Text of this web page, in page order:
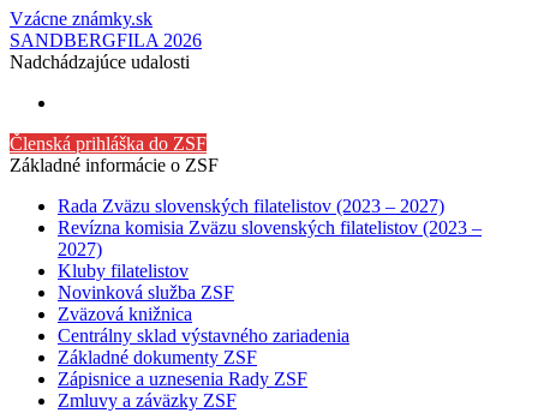
Vzácne známky.sk
SANDBERGFILA 2026
Nadchádzajúce udalosti
Členská prihláška do ZSF
Základné informácie o ZSF
Rada Zväzu slovenských filatelistov (2023 – 2027)
Revízna komisia Zväzu slovenských filatelistov (2023 –
2027)
Kluby filatelistov
Novinková služba ZSF
Zväzová knižnica
Centrálny sklad výstavného zariadenia
Základné dokumenty ZSF
Zápisnice a uznesenia Rady ZSF
Zmluvy a záväzky ZSF